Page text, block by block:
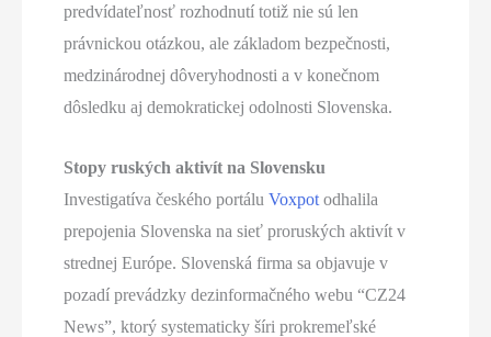
predvídateľnosť rozhodnutí totiž nie sú len
právnickou otázkou, ale základom bezpečnosti,
medzinárodnej dôveryhodnosti a v konečnom
dôsledku aj demokratickej odolnosti Slovenska.
Stopy ruských aktivít na Slovensku
Investigatíva českého portáluVoxpot odhalila
prepojenia Slovenska na sieť proruských aktivít v
strednej Európe. Slovenská firma sa objavuje v
pozadí prevádzky dezinformačného webu “CZ24
News”, ktorý systematicky šíri prokremeľské